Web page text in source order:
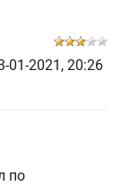
01-2021, 20:26
по